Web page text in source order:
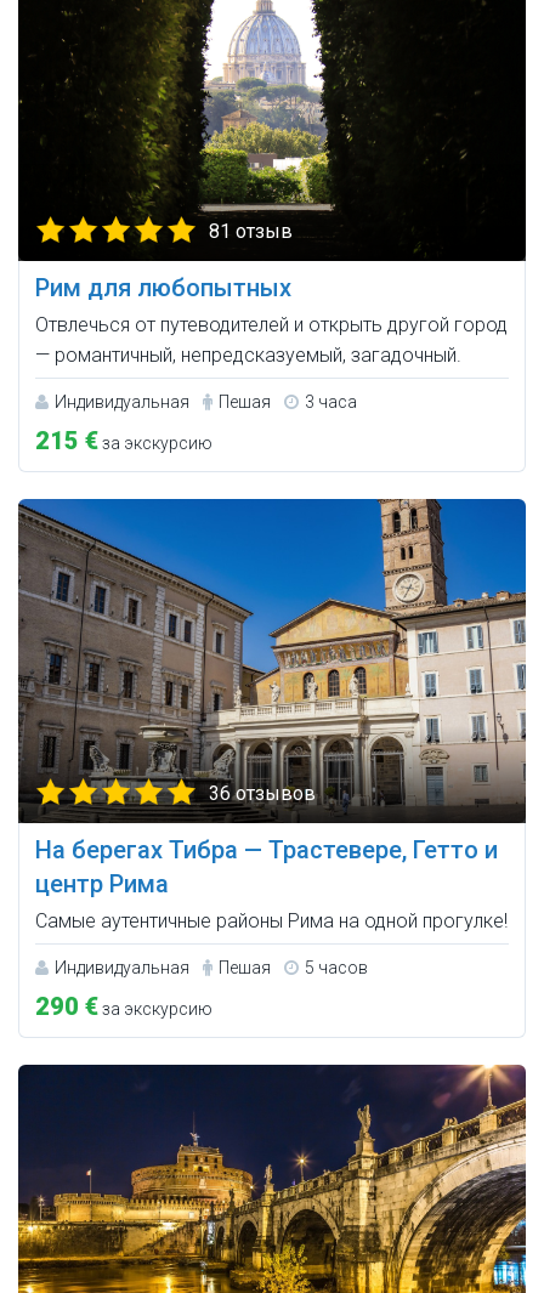
81 отзыв
Рим для любопытных
Отвлечься от путеводителей и открыть другой город
— романтичный, непредсказуемый, загадочный.
Индивидуальная Пешая 3 часа
215 €за экскурсию
36 отзывов
На берегах Тибра — Трастевере, Гетто и
центр Рима
Cамые аутентичные районы Рима на одной прогулке!
Индивидуальная Пешая 5 часов
290 €за экскурсию